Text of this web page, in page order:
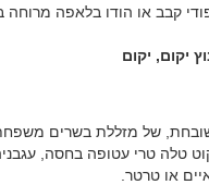
קבב או הודו בלאפה מרוחה
יקום, יקום
של מזללת בשרים
טלה טרי עטופה בחסה,
או טרטר.